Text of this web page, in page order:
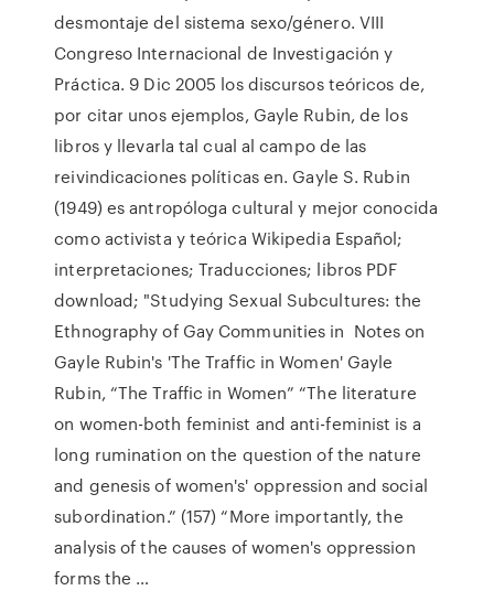
desmontaje del sistema sexo/género. VIII
Congreso Internacional de Investigación y
Práctica. 9 Dic 2005 los discursos teóricos de,
por citar unos ejemplos, Gayle Rubin, de los
libros y llevarla tal cual al campo de las
reivindicaciones políticas en. Gayle S. Rubin
(1949) es antropóloga cultural y mejor conocida
como activista y teórica Wikipedia Español;
interpretaciones; Traducciones; libros PDF
download; "Studying Sexual Subcultures: the
Ethnography of Gay Communities in Notes on
Gayle Rubin's 'The Traffic in Women' Gayle
Rubin, “The Traffic in Women” “The literature
on women-both feminist and anti-feminist is a
long rumination on the question of the nature
and genesis of women's' oppression and social
subordination.” (157) “More importantly, the
analysis of the causes of women's oppression
forms the …